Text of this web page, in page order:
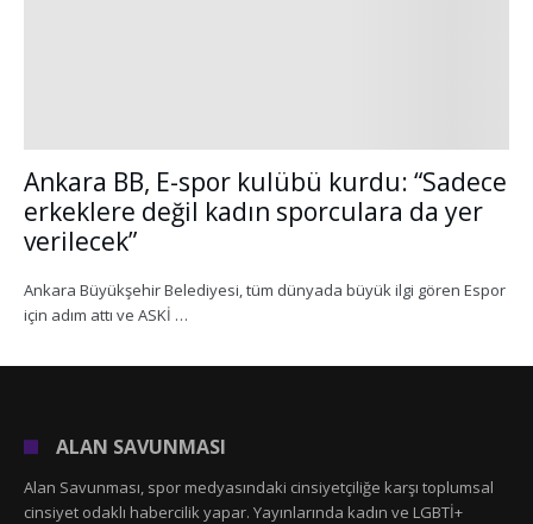
Ankara BB, E-spor kulübü kurdu: “Sadece
erkeklere değil kadın sporculara da yer
verilecek”
Ankara Büyükşehir Belediyesi, tüm dünyada büyük ilgi gören Espor
için adım attı ve ASKİ …
ALAN SAVUNMASI
Alan Savunması, spor medyasındaki cinsiyetçiliğe karşı toplumsal
cinsiyet odaklı habercilik yapar. Yayınlarında kadın ve LGBTİ+